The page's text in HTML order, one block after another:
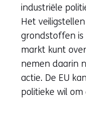
industriële
Het
grondstoffen is
markt kunt
nemen daarin
actie. De EU
politieke wil